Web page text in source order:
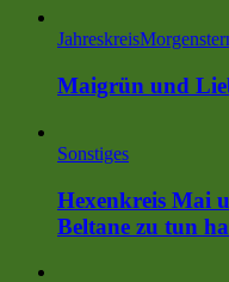
Jahreskreis
Maigrün und
Sonstiges
Hexenkreis Mai
Beltane zu tun